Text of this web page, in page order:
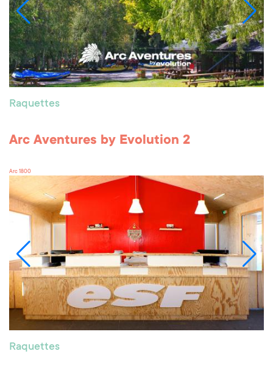
Raquettes
Arc Aventures by Evolution 2
Arc 1800
Raquettes